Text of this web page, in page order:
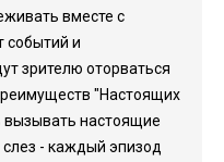
вместе с
событий и
зрителю оторваться
"Настоящих
вызывать настоящие
- каждый эпизод